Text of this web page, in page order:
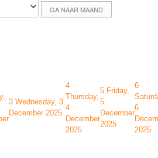
GA NAAR MAAND
3 Wednesday, 3
December 2025
4
Thursday,
4
December
2025
5 Friday,
5
December
2025
6
6
2025